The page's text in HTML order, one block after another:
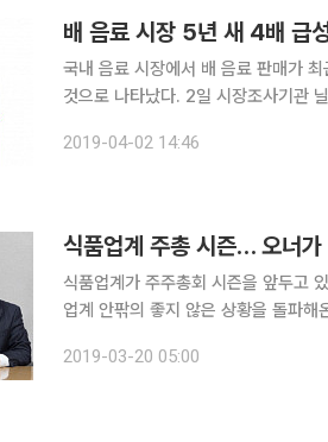
배 음료 시장 5년 새 4배 급
국내 음료 시장에서 배 음료 판매가
것으로 나타났다. 2일 시장조사기관
년 220억 원과 비교해 약 40% 증가
2019-04-02 14:46
식품업계 주총 시즌… 오너가
식품업계가 주주총회 시즌을 앞두고
업계 안팎의 좋지 않은 상황을 돌파
주총회(이하 주총)에선 사내이사 선
2019-03-20 05:00